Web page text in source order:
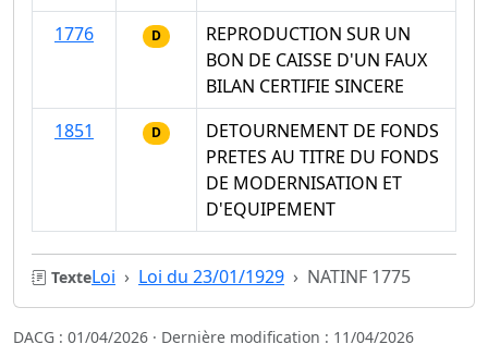
1776
D
REPRODUCTION SUR UN
BON DE CAISSE D'UN FAUX
BILAN CERTIFIE SINCERE
1851
D
DETOURNEMENT DE FONDS
PRETES AU TITRE DU FONDS
DE MODERNISATION ET
D'EQUIPEMENT
TexteLoi Loi du 23/01/1929 NATINF 1775
DACG : 01/04/2026 · Dernière modification : 11/04/2026